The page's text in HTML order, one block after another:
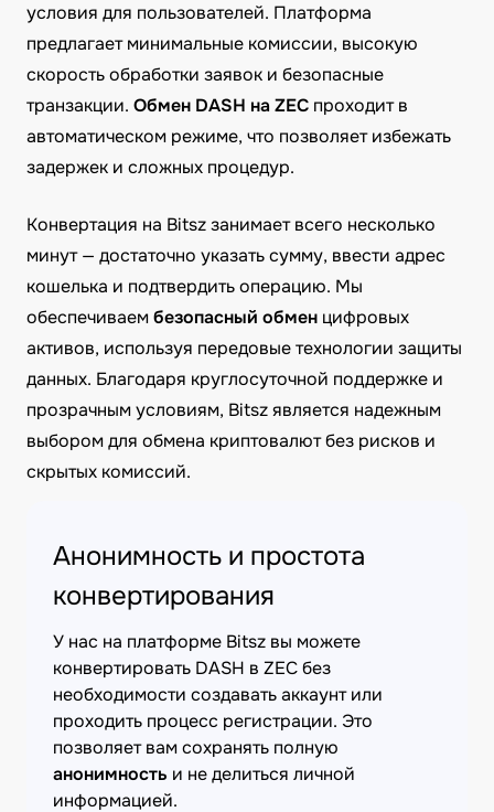
условия для пользователей. Платформа
предлагает минимальные комиссии, высокую
скорость обработки заявок и безопасные
транзакции. Обмен DASH на ZEC проходит в
автоматическом режиме, что позволяет избежать
задержек и сложных процедур.
Конвертация на Bitsz занимает всего несколько
минут — достаточно указать сумму, ввести адрес
кошелька и подтвердить операцию. Мы
обеспечиваембезопасный обмен цифровых
активов, используя передовые технологии защиты
данных. Благодаря круглосуточной поддержке и
прозрачным условиям, Bitsz является надежным
выбором для обмена криптовалют без рисков и
скрытых комиссий.
Анонимность и простота
конвертирования
У нас на платформе Bitsz вы можете
конвертировать DASH в ZEC без
необходимости создавать аккаунт или
проходить процесс регистрации. Это
позволяет вам сохранять полную
анонимность и не делиться личной
информацией.